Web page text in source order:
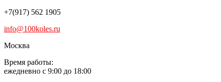
+7(917) 562 1905
info@100koles.ru
Москва
Время работы:
ежедневно с 9:00 до 18:00